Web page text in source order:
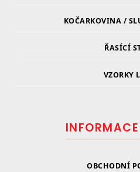
KOČARKOVINA /
ŘASÍCÍ
VZORKY
OBCHODNÍ